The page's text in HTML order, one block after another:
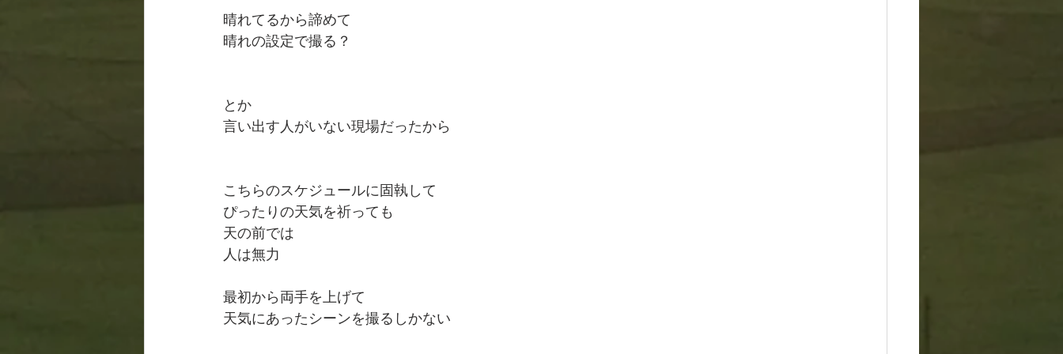
晴れてるから諦めて
晴れの設定で撮る？
とか
言い出す人がいない現場だったから
こちらのスケジュールに固執して
ぴったりの天気を祈っても
天の前では
人は無力
最初から両手を上げて
天気にあったシーンを撮るしかない